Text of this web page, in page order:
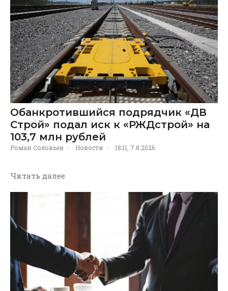
Обанкротившийся подрядчик «ДВ
Строй» подал иск к «РЖДстрой» на
103,7 млн рублей
Роман Соловьев · Новости · 18:11, 7.8.2026
Читать далее